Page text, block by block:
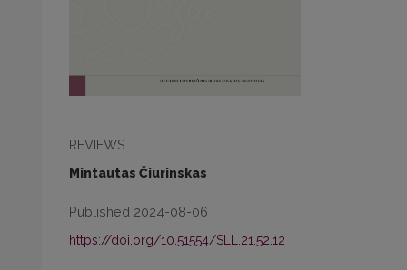
REVIEWS
Mintautas Čiurinskas
Published 2024-08-06
https://doi.org/10.51554/SLL.21.52.12